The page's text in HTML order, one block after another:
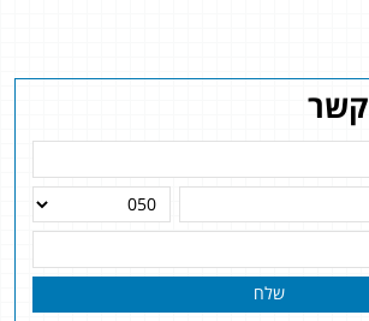
קשר
שלח